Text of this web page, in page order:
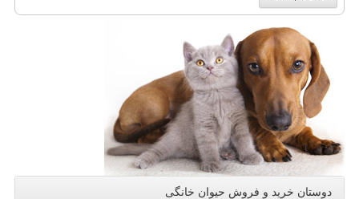
دوستان خرید و فروش حیوان خانگی